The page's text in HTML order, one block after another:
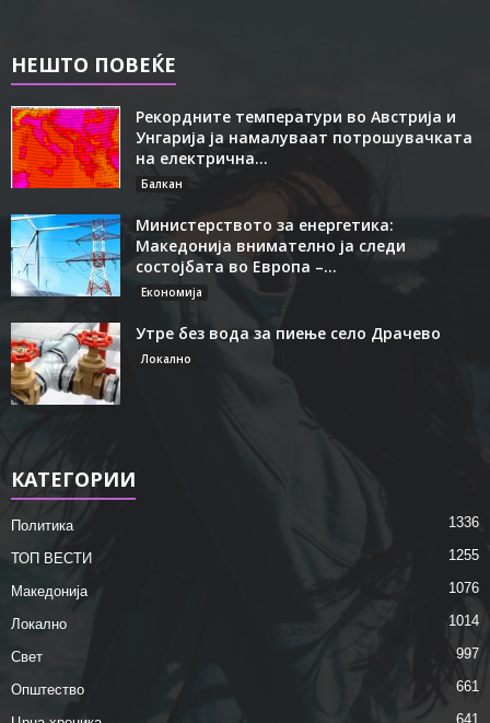
НЕШТО ПОВЕЌЕ
Рекордните температури во Австрија и
Унгарија ја намалуваат потрошувачката
на електрична...
Балкан
Министерството за енергетика:
Македонија внимателно ја следи
состојбата во Европа –...
Економија
Утре без вода за пиење село Драчево
Локално
КАТЕГОРИИ
Политика 1336
ТОП ВЕСТИ 1255
Македонија 1076
Локално 1014
Свет 997
Општество 661
641